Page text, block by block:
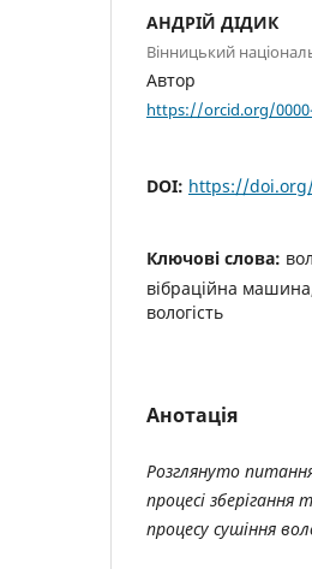
АНДРІЙ ДІДИК
Вінницький
Автор
https://orcid.org/0000-
DOI: https://doi.org/
Ключові слова:
вібраційна
вологість
Анотація
Розглянуто питання
процесі
процесу сушіння